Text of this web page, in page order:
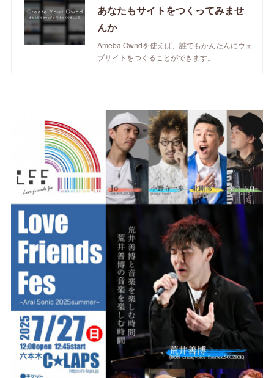
あなたもサイトをつくってみませ
んか
Ameba Owndを使えば、誰でもかんたんにウェ
ブサイトをつくることができます。